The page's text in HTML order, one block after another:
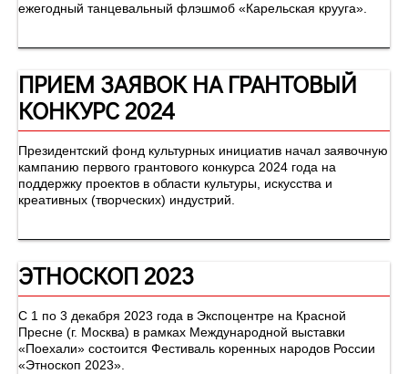
ежегодный танцевальный флэшмоб «Карельская крууга».
ПРИЕМ ЗАЯВОК НА ГРАНТОВЫЙ
КОНКУРС 2024
Президентский фонд культурных инициатив начал заявочную
кампанию первого грантового конкурса 2024 года на
поддержку проектов в области культуры, искусства и
креативных (творческих) индустрий.
ЭТНОСКОП 2023
С 1 по 3 декабря 2023 года в Экспоцентре на Красной
Пресне (г. Москва) в рамках Международной выставки
«Поехали» состоится Фестиваль коренных народов России
«Этноскоп 2023».